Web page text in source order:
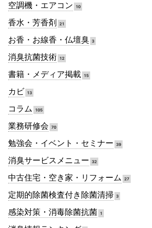
空調機・エアコン 10
香水・芳香剤 21
お香・お線香・仏壇臭 3
消臭抗菌技術 12
書籍・メディア掲載 15
カビ 13
コラム 105
業務研修会 70
勉強会・イベント・セミナー 39
消臭サービスメニュー 32
中古住宅・空き家・リフォーム 27
定期的除菌検査付き除菌清掃 3
感染対策・消毒除菌抗菌 1